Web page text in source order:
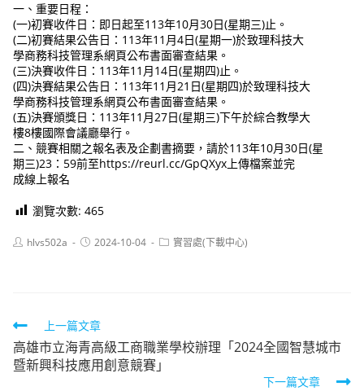
一、重要日程：
(一)初賽收件日：即日起至113年10月30日(星期三)止。
(二)初賽結果公告日：113年11月4日(星期一)於致理科技大
學商務科技管理系網頁公布書面審查結果。
(三)決賽收件日：113年11月14日(星期四)止。
(四)決賽結果公告日：113年11月21日(星期四)於致理科技大
學商務科技管理系網頁公布書面審查結果。
(五)決賽頒獎日：113年11月27日(星期三)下午於綜合教學大
樓8樓國際會議廳舉行。
二、競賽相關之報名表及企劃書摘要，請於113年10月30日(星
期三)23：59前至https://reurl.cc/GpQXyx上傳檔案並完
成線上報名
瀏覽次數: 465
Posthlvs502a
Post2024-10-04
Post實習處(下載中心)
Read
more
articles
上一篇文章
高雄市立海青高級工商職業學校辦理「2024全國智慧城市
暨新興科技應用創意競賽」
下一篇文章